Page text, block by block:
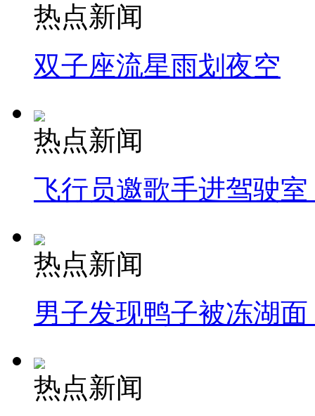
热点新闻
双子座流星雨划夜空
热点新闻
飞行员邀歌手进驾驶
热点新闻
男子发现鸭子被冻湖
热点新闻